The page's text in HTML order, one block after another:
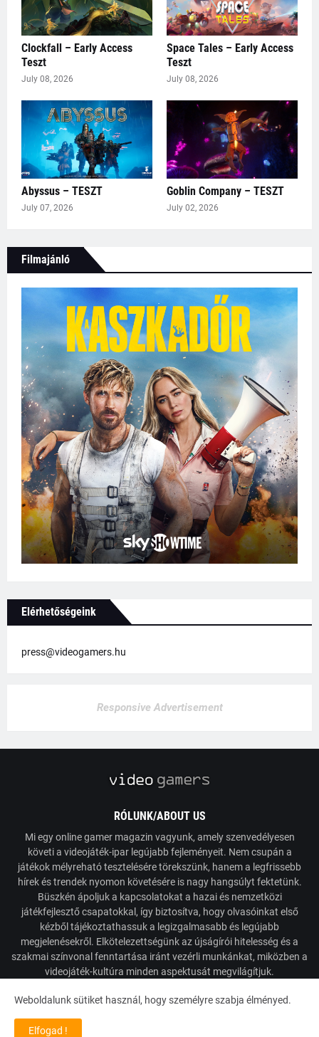
Clockfall – Early Access
Teszt
July 08, 2026
Space Tales – Early Access
Teszt
July 08, 2026
Abyssus – TESZT
July 07, 2026
Goblin Company – TESZT
July 02, 2026
Filmajánló
Elérhetőségeink
press@videogamers.hu
Responsive Advertisement
RÓLUNK/ABOUT US
Mi egy online gamer magazin vagyunk, amely szenvedélyesen
követi a videojáték-ipar legújabb fejleményeit. Nem csupán a
játékok mélyreható tesztelésére törekszünk, hanem a legfrissebb
hírek és trendek nyomon követésére is nagy hangsúlyt fektetünk.
Büszkén ápoljuk a kapcsolatokat a hazai és nemzetközi
játékfejlesztő csapatokkal, így biztosítva, hogy olvasóinkat első
kézből tájékoztathassuk a legizgalmasabb és legújabb
megjelenésekről. Elkötelezettségünk az újságírói hitelesség és a
szakmai színvonal fenntartása iránt vezérli munkánkat, miközben a
videojáték-kultúra minden aspektusát megvilágítjuk.
Weboldalunk sütiket használ, hogy személyre szabja élményed.
Elfogad !